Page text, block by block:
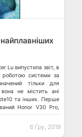
Lu випустила звіт, в
роботою системи за
тільки для
не містить ані
та інших. Перше
Honor V30 Pro,
6 Гру, 2019